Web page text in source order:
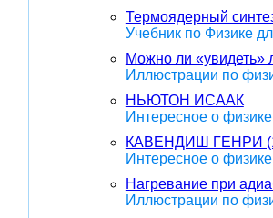
Термоядерный
Учебник по Физике
Можно ли «увидеть»
Иллюстрации по
НЬЮТОН ИСААК
Интересное о
КАВЕНДИШ ГЕНРИ
Интересное о
Нагревание при
Иллюстрации по